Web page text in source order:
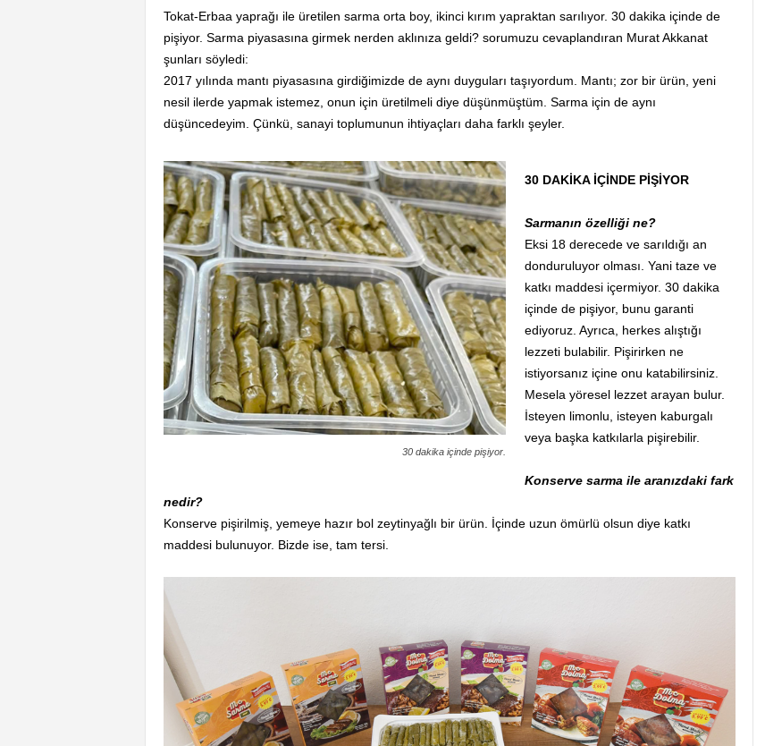
Tokat-Erbaa yaprağı ile üretilen sarma orta boy, ikinci kırım yapraktan sarılıyor. 30 dakika içinde de
pişiyor. Sarma piyasasına girmek nerden aklınıza geldi? sorumuzu cevaplandıran Murat Akkanat
şunları söyledi:
2017 yılında mantı piyasasına girdiğimizde de aynı duyguları taşıyordum. Mantı; zor bir ürün, yeni
nesil ilerde yapmak istemez, onun için üretilmeli diye düşünmüştüm. Sarma için de aynı
düşüncedeyim. Çünkü, sanayi toplumunun ihtiyaçları daha farklı şeyler.
30 dakika içinde pişiyor.
30 DAKİKA İÇİNDE PİŞİYOR
Sarmanın özelliği ne?
Eksi 18 derecede ve sarıldığı an
donduruluyor olması. Yani taze ve
katkı maddesi içermiyor. 30 dakika
içinde de pişiyor, bunu garanti
ediyoruz. Ayrıca, herkes alıştığı
lezzeti bulabilir. Pişirirken ne
istiyorsanız içine onu katabilirsiniz.
Mesela yöresel lezzet arayan bulur.
İsteyen limonlu, isteyen kaburgalı
veya başka katkılarla pişirebilir.
Konserve sarma ile aranızdaki fark
nedir?
Konserve pişirilmiş, yemeye hazır bol zeytinyağlı bir ürün. İçinde uzun ömürlü olsun diye katkı
maddesi bulunuyor. Bizde ise, tam tersi.